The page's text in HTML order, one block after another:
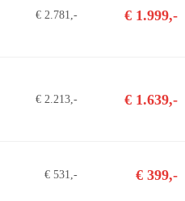
€ 2.781,- € 1.999,-
€ 2.213,- € 1.639,-
€ 531,- € 399,-